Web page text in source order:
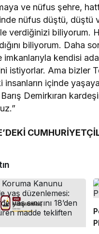
ve nüfus şehre,
nüfus düştü, düştü
verdiğinizi biliyorum.
biliyorum. Daha
imkanlarıyla kendisi
istiyorlar. Ama bizler
insanların içinde
Demirkıran